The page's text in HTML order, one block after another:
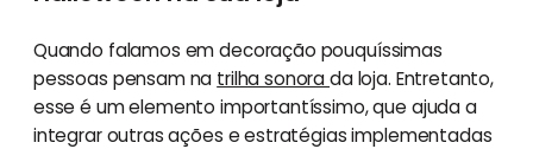
Quando falamos em decoração pouquíssimas
pessoas pensam na trilha sonorada loja. Entretanto,
esse é um elemento importantíssimo, que ajuda a
integrar outras ações e estratégias implementadas